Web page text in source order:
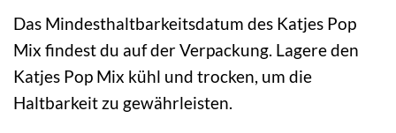
Das Mindesthaltbarkeitsdatum des Katjes Pop
Mix findest du auf der Verpackung. Lagere den
Katjes Pop Mix kühl und trocken, um die
Haltbarkeit zu gewährleisten.